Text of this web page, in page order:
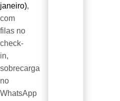
janeiro),
com
filas no
check-
in,
sobrecarga
no
WhatsApp